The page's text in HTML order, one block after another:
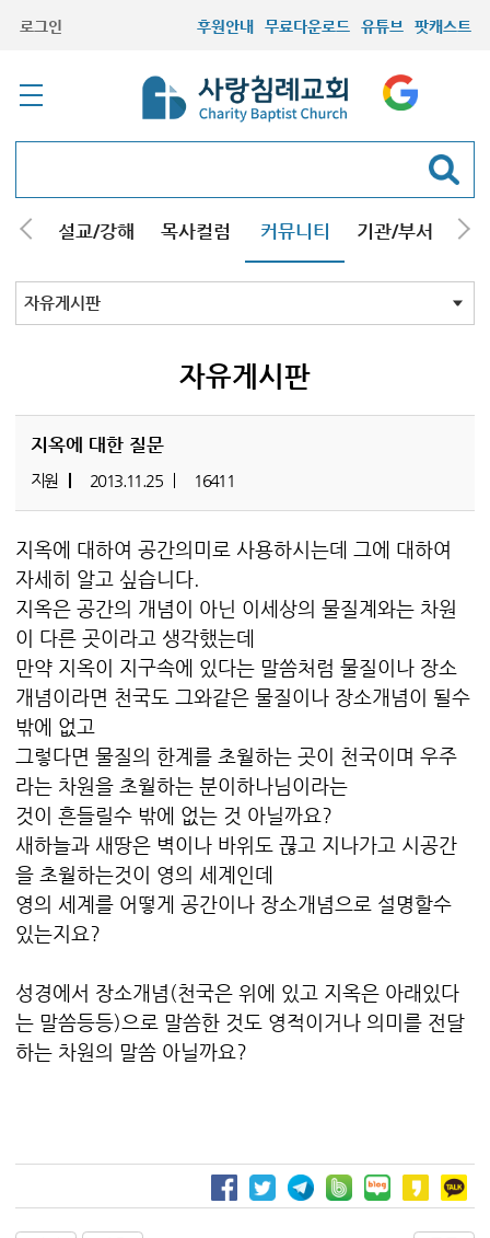
로그인 후원안내 무료다운로드 유튜브 팟캐스트
내 설교/강해 목사컬럼 커뮤니티 기관/부서 선
최근등록자료
자유게시판
자유게시판
지옥에 대한 질문
지원 2013.11.25 16411
지옥에 대하여 공간의미로 사용하시는데 그에 대하여
자세히 알고 싶습니다.
지옥은 공간의 개념이 아닌 이세상의 물질계와는 차원
이 다른 곳이라고 생각했는데
만약 지옥이 지구속에 있다는 말씀처럼 물질이나 장소
개념이라면 천국도 그와같은 물질이나 장소개념이 될수
밖에 없고
그렇다면 물질의 한계를 초월하는 곳이 천국이며 우주
라는 차원을 초월하는 분이하나님이라는
것이 흔들릴수 밖에 없는 것 아닐까요?
새하늘과 새땅은 벽이나 바위도 끊고 지나가고 시공간
을 초월하는것이 영의 세계인데
영의 세계를 어떻게 공간이나 장소개념으로 설명할수
있는지요?
성경에서 장소개념(천국은 위에 있고 지옥은 아래있다
는 말씀등등)으로 말씀한 것도 영적이거나 의미를 전달
하는 차원의 말씀 아닐까요?